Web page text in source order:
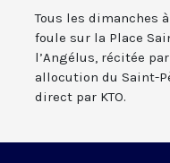
Tous les dimanches
foule sur la Place
l’Angélus, récitée
allocution du Saint-
direct par KTO.